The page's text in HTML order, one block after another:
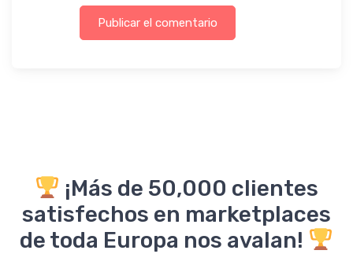
Publicar el comentario
¡Más de 50,000 clientes
satisfechos en marketplaces
de toda Europa nos avalan!